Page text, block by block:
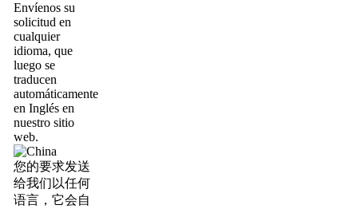
Envíenos su
solicitud en
cualquier
idioma, que
luego se
traducen
automáticamente
en Inglés en
nuestro sitio
web.
您的要求发送
给我们以任何
语言，它会自